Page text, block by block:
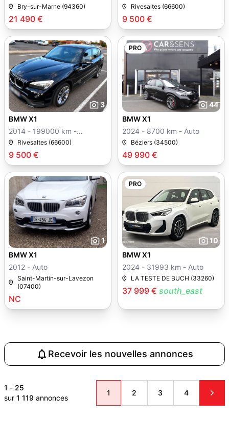
21 490 €
Bry-sur-Marne (94360)
9 500 €
Manuelle
Rivesaltes (66600)
3
9 500 €
BMW X1
2014 - 199000 km -
Manuelle
Rivesaltes (66600)
PRO
44
49 990 €
BMW X1
2024 - 8700 km - Auto
Béziers (34500)
1
NC
BMW X1
2012 - Auto
Saint-Martin-sur-Lavezon
(07400)
PRO
10
37 999 € south_east
BMW X1
2024 - 31993 km - Auto
LA TESTE DE BUCH (33260)
Recevoir les nouvelles annonces
1 - 25
sur 1 119 annonces
1 2 3 4